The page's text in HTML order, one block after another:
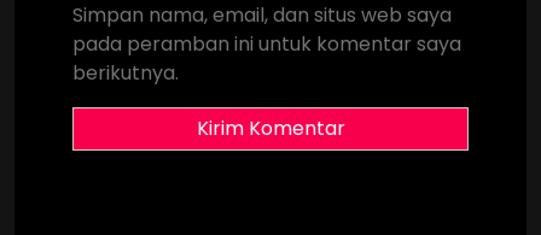
Simpan nama, email, dan situs web saya
pada peramban ini untuk komentar saya
berikutnya.